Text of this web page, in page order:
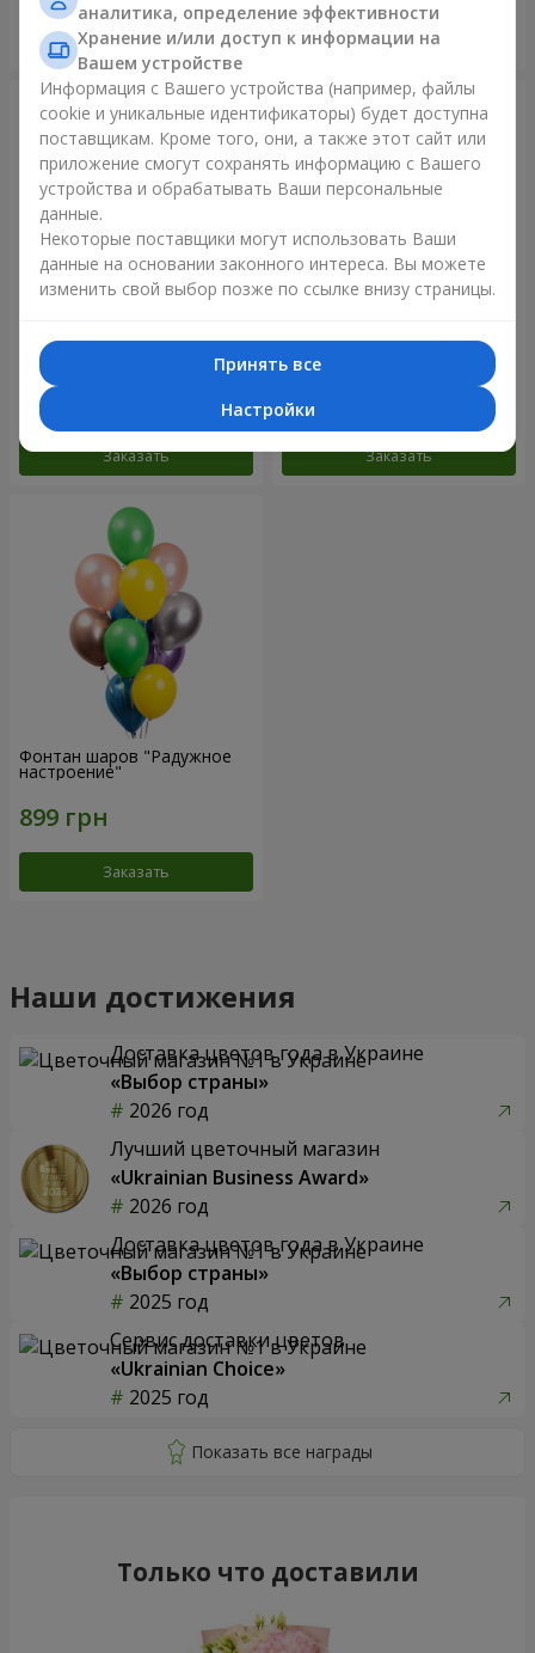
Заказать Заказать
Фонтан шаров "Небо"
Заказать
Фонтан шаров "Розовое
золото"
Заказать
Фонтан шаров "Радужное
настроение"
Заказать
Наши достижения
Доставка цветов года в Украине
«Выбор страны»
2026 год
Лучший цветочный магазин
«Ukrainian Business Award»
2026 год
Доставка цветов года в Украине
«Выбор страны»
2025 год
Сервис доставки цветов
«Ukrainian Choice»
2025 год
Только что доставили
аналитика, определение эффективности
Хранение и/или доступ к информации на
Вашем устройстве
Информация с Вашего устройства (например, файлы
cookie и уникальные идентификаторы) будет доступна
поставщикам. Кроме того, они, а также этот сайт или
приложение смогут сохранять информацию с Вашего
устройства и обрабатывать Ваши персональные
данные.
Некоторые поставщики могут использовать Ваши
данные на основании законного интереса. Вы можете
изменить свой выбор позже по ссылке внизу страницы.
Принять все
Настройки